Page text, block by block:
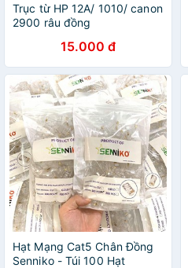
Trục từ HP 12A/ 1010/ canon
2900 râu đồng
15.000 đ
Hạt Mạng Cat5 Chân Đồng
Senniko - Túi 100 Hạt